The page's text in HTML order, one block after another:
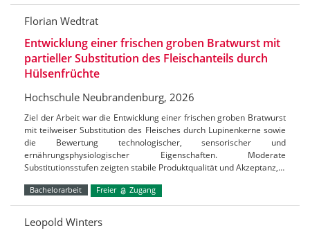
Florian Wedtrat
Entwicklung einer frischen groben Bratwurst mit
partieller Substitution des Fleischanteils durch
Hülsenfrüchte
Hochschule Neubrandenburg, 2026
Ziel der Arbeit war die Entwicklung einer frischen groben Bratwurst
mit teilweiser Substitution des Fleisches durch Lupinenkerne sowie
die Bewertung technologischer, sensorischer und
ernährungsphysiologischer Eigenschaften. Moderate
Substitutionsstufen zeigten stabile Produktqualität und Akzeptanz,…
Bachelorarbeit Freier Zugang
Leopold Winters